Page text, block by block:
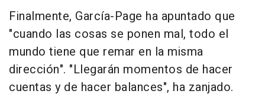
Finalmente, García-Page ha apuntado que
"cuando las cosas se ponen mal, todo el
mundo tiene que remar en la misma
dirección". "Llegarán momentos de hacer
cuentas y de hacer balances", ha zanjado.